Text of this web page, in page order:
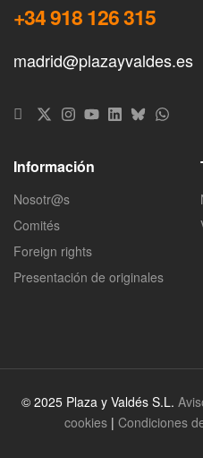
+34 918 126 315
madrid@plazayvaldes.es
Información
Nosotr@s
Comités
Foreign rights
Presentación de originales
© 2025 Plaza y Valdés S.L.
cookies | Condiciones